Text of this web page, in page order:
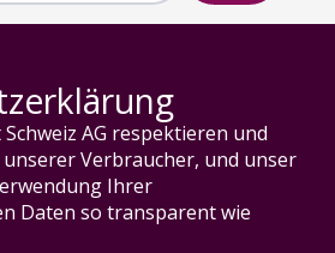
AG respektieren und
Verbraucher, und unser
Ihrer
Daten so transparent wie